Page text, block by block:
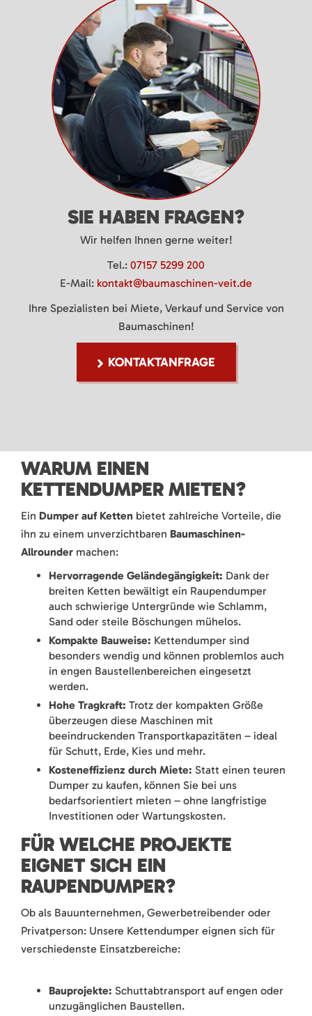
SIE HABEN FRAGEN?
Wir helfen Ihnen gerne weiter!
Tel.: 07157 5299 200
E-Mail: kontakt@baumaschinen-veit.de
Ihre Spezialisten bei Miete, Verkauf und Service von
Baumaschinen!
KONTAKTANFRAGE
WARUM EINEN
KETTENDUMPER MIETEN?
Ein Dumper auf Ketten bietet zahlreiche Vorteile, die
ihn zu einem unverzichtbaren Baumaschinen-
Allrounder machen:
Hervorragende Geländegängigkeit: Dank der
breiten Ketten bewältigt ein Raupendumper
auch schwierige Untergründe wie Schlamm,
Sand oder steile Böschungen mühelos.
Kompakte Bauweise: Kettendumper sind
besonders wendig und können problemlos auch
in engen Baustellenbereichen eingesetzt
werden.
Hohe Tragkraft: Trotz der kompakten Größe
überzeugen diese Maschinen mit
beeindruckenden Transportkapazitäten – ideal
für Schutt, Erde, Kies und mehr.
Kosteneffizienz durch Miete: Statt einen teuren
Dumper zu kaufen, können Sie bei uns
bedarfsorientiert mieten – ohne langfristige
Investitionen oder Wartungskosten.
FÜR WELCHE PROJEKTE
EIGNET SICH EIN
RAUPENDUMPER?
Ob als Bauunternehmen, Gewerbetreibender oder
Privatperson: Unsere Kettendumper eignen sich für
verschiedenste Einsatzbereiche:
Bauprojekte: Schuttabtransport auf engen oder
unzugänglichen Baustellen.